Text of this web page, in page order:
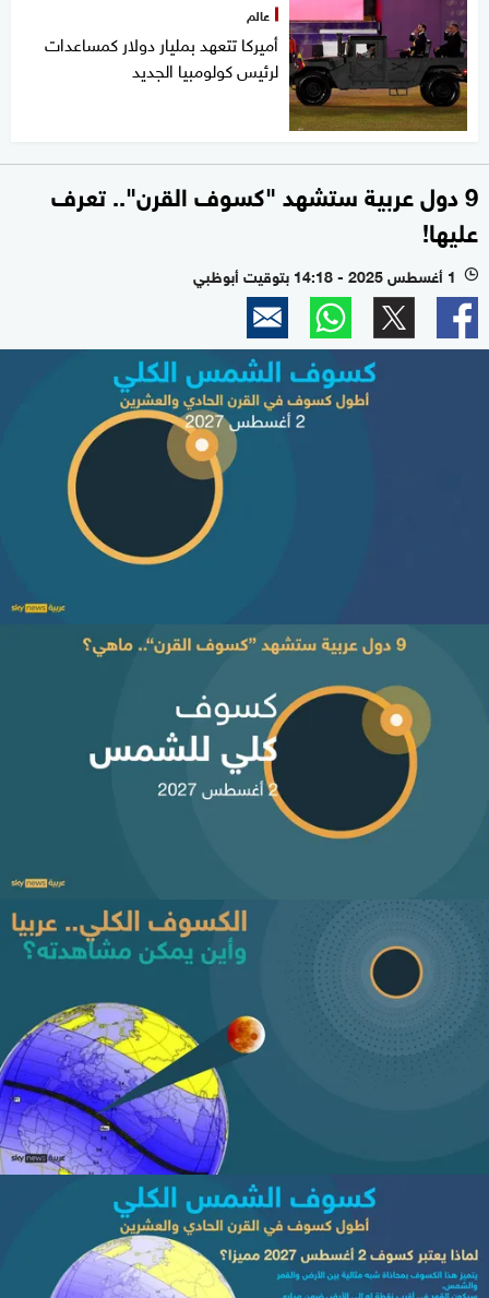
عالم
أميركا تتعهد بمليار دولار كمساعدات
لرئيس كولومبيا الجديد
9 دول عربية ستشهد "كسوف القرن".. تعرف
عليها!
l 1 أغسطس 2025 - 14:18 بتوقيت أبوظبي